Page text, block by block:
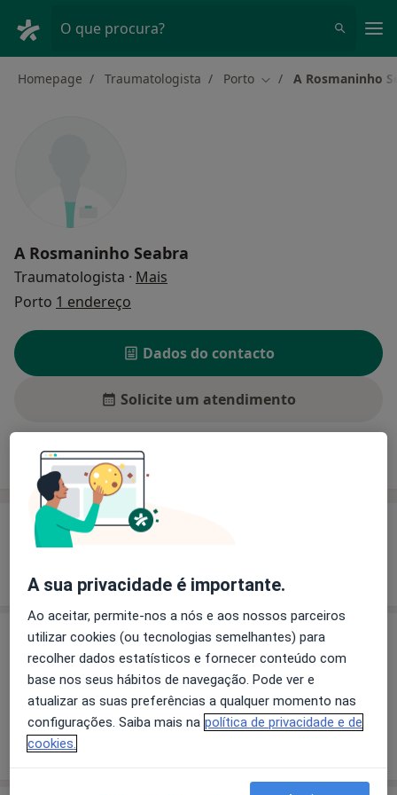
O que procura?
Homepage Traumatologista Porto Mudar de cidade
A Rosmaninho
A Rosmaninho Seabra
Traumatologista · Mais
Porto 1 endereço
Dados do contacto
Solicite um atendimento
Experiência Preços
Experiência
sobre a experiência
Preços
Sem informação sobre serviços e preços
Este especialista ainda não adicionou nenhuma
informação sobre serviços
A sua privacidade é importante.
Ao aceitar, permite-nos a nós e aos nossos parceiros
utilizar cookies (ou tecnologias semelhantes) para
recolher dados estatísticos e fornecer conteúdo com
base nos seus hábitos de navegação. Pode ver e
atualizar as suas preferências a qualquer momento nas
configurações. Saiba mais na política de privacidade e de
cookies.